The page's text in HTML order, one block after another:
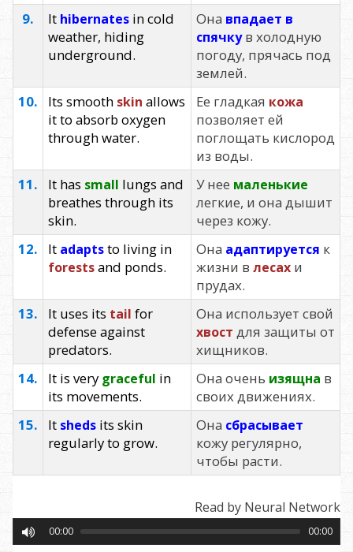
9.
It hibernates in cold
weather, hiding
underground.
Она впадает в
спячкув холодную
погоду, прячась под
землей.
10.
Its smooth skin allows
it to absorb oxygen
through water.
Ее гладкая кожа
позволяет ей
поглощать кислород
из воды.
11.
It has small lungs and
breathes through its
skin.
У нее маленькие
легкие, и она дышит
через кожу.
12.
It adaptsto living in
forestsand ponds.
Она адаптируется к
жизни в лесах и
прудах.
13.
It uses its tail for
defense against
predators.
Она использует свой
хвост для защиты от
хищников.
14.
It is very graceful in
its movements.
Она очень изящна в
своих движениях.
15.
It sheds its skin
regularly to grow.
Она сбрасывает
кожу регулярно,
чтобы расти.
Read by Neural Network
00:00 00:00